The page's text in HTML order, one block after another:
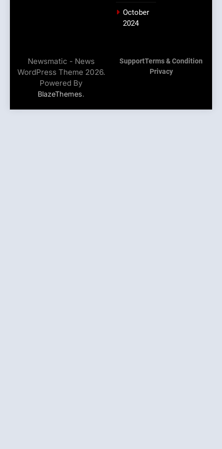
October
2024
Newsmatic - News
WordPress Theme 2026.
Powered By
BlazeThemes.
SupportTerms & Condition
Privacy